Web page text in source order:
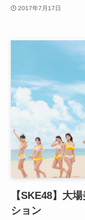
2017年7月17日
【SKE48】大
ション